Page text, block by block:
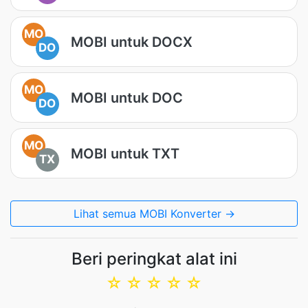
MO
DO
MOBI untuk DOCX
MO
DO
MOBI untuk DOC
MO
TX
MOBI untuk TXT
Lihat semua MOBI Konverter →
Beri peringkat alat ini
☆
☆
☆
☆
☆